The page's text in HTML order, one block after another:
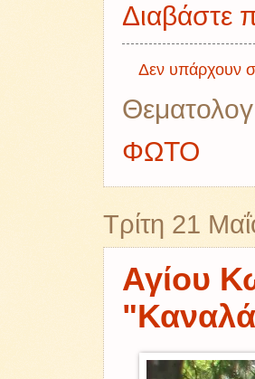
Διαβάστε
Δεν υπάρχουν
ΦΩΤΟ
Τρίτη 21
Αγίου